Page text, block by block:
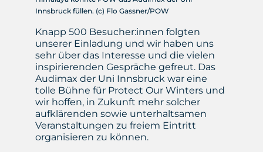
Innsbruck füllen. (c) Flo Gassner/POW
Knapp 500 Besucher:innen folgten
unserer Einladung und wir haben uns
sehr über das Interesse und die vielen
inspirierenden Gespräche gefreut. Das
Audimax der Uni Innsbruck war eine
tolle Bühne für Protect Our Winters und
wir hoffen, in Zukunft mehr solcher
aufklärenden sowie unterhaltsamen
Veranstaltungen zu freiem Eintritt
organisieren zu können.